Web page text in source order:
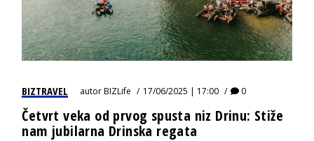
BIZTRAVEL autorBIZLife 17/06/2025 | 17:00 0
Četvrt veka od prvog spusta niz Drinu: Stiže
nam jubilarna Drinska regata